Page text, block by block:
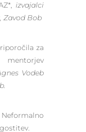
izvajalci
Zavod Bob
za
mentorjev
Vodeb